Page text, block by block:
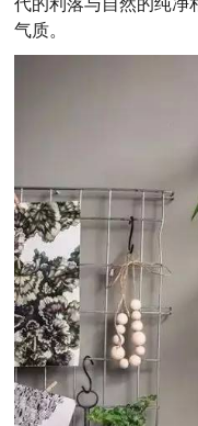
代的利落与自然的纯净
气质。